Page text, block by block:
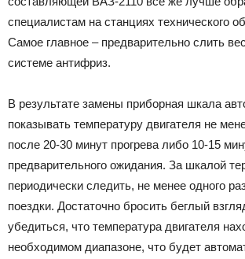
специалистам на станциях технического
Самое главное – предварительно слить
системе антифриз.
В результате замены приборная шкала
показывать температуру двигателя не
после 20-30 минут прогрева либо 10-15
предварительного ожидания. За шкалой
периодически следить, не менее одного
поездки. Достаточно бросить беглый
убедиться, что температура двигателя
необходимом диапазоне, что будет